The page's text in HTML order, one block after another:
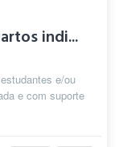
indi...
e/ou
e com suporte